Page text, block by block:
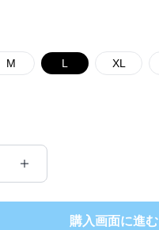
M L XL
購入画面に進む